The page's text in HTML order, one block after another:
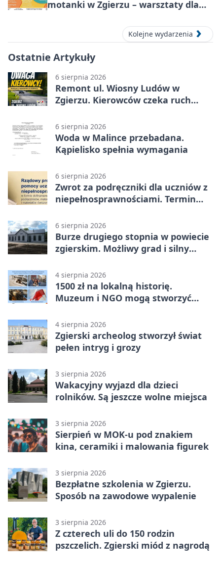
motanki w Zgierzu – warsztaty dla
Kolejne wydarzenia
Ostatnie Artykuły
6 sierpnia 2026
Remont ul. Wiosny Ludów w
Zgierzu. Kierowców czeka ruch
6 sierpnia 2026
Woda w Malince przebadana.
Kąpielisko spełnia wymagania
6 sierpnia 2026
Zwrot za podręczniki dla uczniów z
niepełnosprawnościami. Termin
6 sierpnia 2026
Burze drugiego stopnia w powiecie
zgierskim. Możliwy grad i silny
4 sierpnia 2026
1500 zł na lokalną historię.
Muzeum i NGO mogą stworzyć
4 sierpnia 2026
Zgierski archeolog stworzył świat
pełen intryg i grozy
3 sierpnia 2026
Wakacyjny wyjazd dla dzieci
rolników. Są jeszcze wolne miejsca
3 sierpnia 2026
Sierpień w MOK-u pod znakiem
kina, ceramiki i malowania figurek
3 sierpnia 2026
Bezpłatne szkolenia w Zgierzu.
Sposób na zawodowe wypalenie
3 sierpnia 2026
Z czterech uli do 150 rodzin
pszczelich. Zgierski miód z nagrodą